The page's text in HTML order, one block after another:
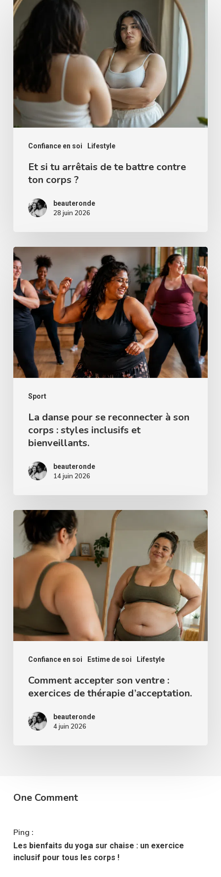
Confiance en soi Lifestyle
Et
si
tu
arrêtais
de
te
battre
contre
ton
corps
Et si tu arrêtais de te battre contre
ton corps ?
beauteronde
28 juin 2026
Sport
La
danse
pour
se
reconnecter
son
corps
:
styles
inclusifs
bienveillants.
La danse pour se reconnecter à son
corps : styles inclusifs et
bienveillants.
beauteronde
14 juin 2026
Confiance en soi Estime de soi Lifestyle
Comment
accepter
son
exercices
thérapie
d’acceptation.
Comment accepter son ventre :
exercices de thérapie d’acceptation.
beauteronde
4 juin 2026
One Comment
Ping :
Les bienfaits du yoga sur chaise : un exercice
inclusif pour tous les corps !